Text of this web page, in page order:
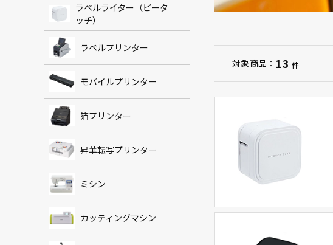
ラベルライター（ピータ
ッチ）
ラベルプリンター
モバイルプリンター
箔プリンター
昇華転写プリンター
ミシン
カッティングマシン
対象商品： 13 件